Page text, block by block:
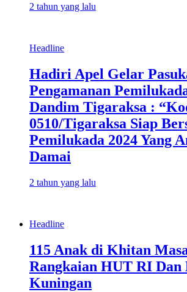
2 tahun yang lalu
Headline
Hadiri Apel Gelar
Pengamanan
Dandim Tigaraksa :
0510/Tigaraksa Siap
Pemilukada 2024 Yang
Damai
2 tahun yang lalu
Headline
115 Anak di Khitan
Rangkaian HUT RI
Kuningan